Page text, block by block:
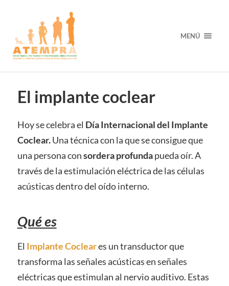
MENÚ
El implante coclear
Hoy se celebra el Día Internacional del Implante
Coclear.Una técnica con la que se consigue que
una persona consordera profundapueda oír. A
través de la estimulación eléctrica de las células
acústicas dentro del oído interno.
Qué es
El Implante Cocleares un transductor que
transforma las señales acústicas en señales
eléctricas que estimulan al nervio auditivo. Estas